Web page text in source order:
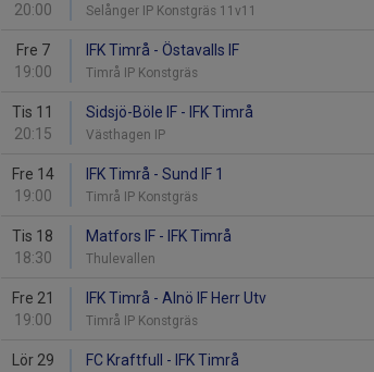
20:00
Selånger IP Konstgräs 11v11
Fre 7
19:00
IFK Timrå - Östavalls IF
Timrå IP Konstgräs
Tis 11
20:15
Sidsjö-Böle IF - IFK Timrå
Västhagen IP
Fre 14
19:00
IFK Timrå - Sund IF 1
Timrå IP Konstgräs
Tis 18
18:30
Matfors IF - IFK Timrå
Thulevallen
Fre 21
19:00
IFK Timrå - Alnö IF Herr Utv
Timrå IP Konstgräs
Lör 29
FC Kraftfull - IFK Timrå